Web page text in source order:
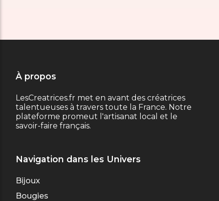
À propos
LesCreatrices.fr met en avant des créatrices
talentueuses à travers toute la France. Notre
plateforme promeut l'artisanat local et le
savoir-faire français.
Navigation dans les Univers
Bijoux
Bougies